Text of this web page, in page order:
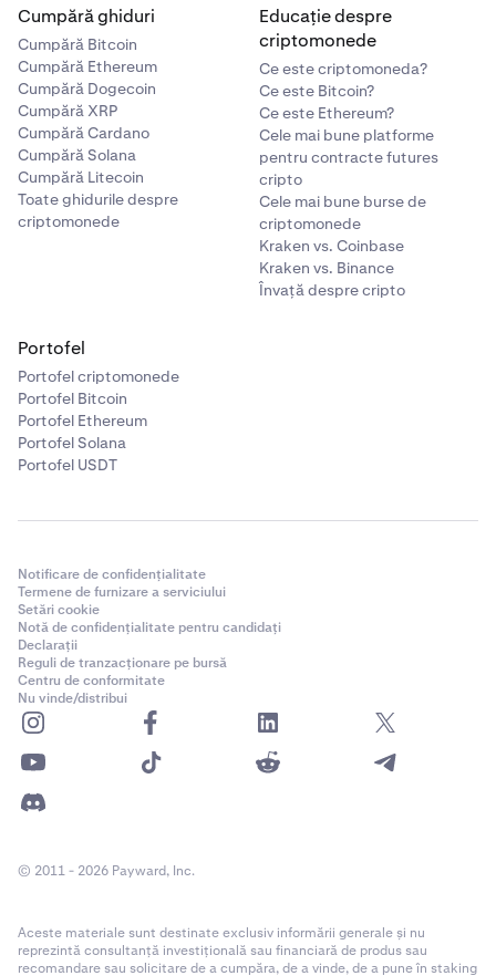
Cumpără ghiduri
Cumpără Bitcoin
Cumpără Ethereum
Cumpără Dogecoin
Cumpără XRP
Cumpără Cardano
Cumpără Solana
Cumpără Litecoin
Toate ghidurile despre
criptomonede
Educație despre
criptomonede
Ce este criptomoneda?
Ce este Bitcoin?
Ce este Ethereum?
Cele mai bune platforme
pentru contracte futures
cripto
Cele mai bune burse de
criptomonede
Kraken vs. Coinbase
Kraken vs. Binance
Învață despre cripto
Portofel
Portofel criptomonede
Portofel Bitcoin
Portofel Ethereum
Portofel Solana
Portofel USDT
Notificare de confidențialitate
Termene de furnizare a serviciului
Setări cookie
Notă de confidențialitate pentru candidați
Declarații
Reguli de tranzacționare pe bursă
Centru de conformitate
Nu vinde/distribui
© 2011 - 2026 Payward, Inc.
Aceste materiale sunt destinate exclusiv informării generale și nu
reprezintă consultanță investițională sau financiară de produs sau
recomandare sau solicitare de a cumpăra, de a vinde, de a pune în staking